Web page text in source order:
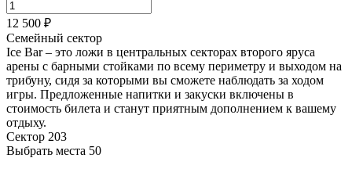
12 500 ₽
Семейный сектор
Ice Bar – это ложи в центральных секторах второго яруса
арены с барными стойками по всему периметру и выходом на
трибуну, сидя за которыми вы сможете наблюдать за ходом
игры. Предложенные напитки и закуски включены в
стоимость билета и станут приятным дополнением к вашему
отдыху.
Сектор 203
Выбрать места 50